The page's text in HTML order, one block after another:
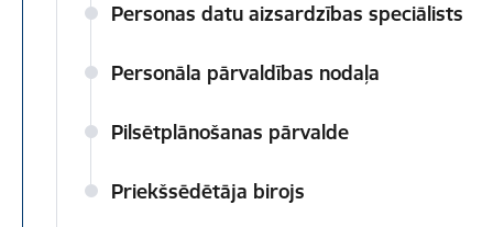
Personas datu aizsardzības speciālists
Personāla pārvaldības nodaļa
Pilsētplānošanas pārvalde
Priekšsēdētāja birojs